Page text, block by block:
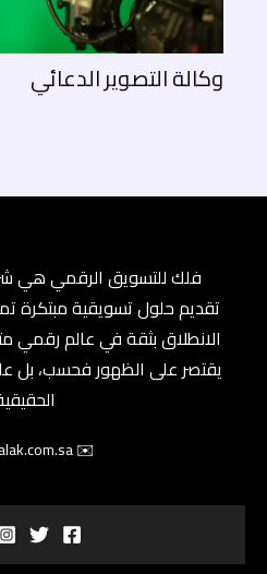
وكالة التصوير الدعائي
فلك للتسويق الرقمي هي
تقديم حلول تسويقية مبتكرة
الانطلاق بثقة في عالم رقمي
يقتصر على الظهور فحسب، بل على
✉️ info@falak.com.sa